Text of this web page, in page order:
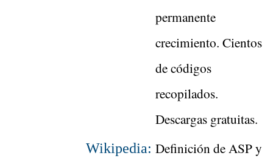
permanente
crecimiento. Cientos
de códigos
recopilados.
Descargas gratuitas.
Wikipedia: Definición de ASP y